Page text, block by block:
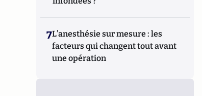
7L’anesthésie sur mesure : les
facteurs qui changent tout avant
une opération